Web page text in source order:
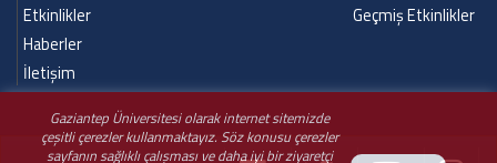
Gaziantep Üniversitesi olarak internet sitemizde
çeşitli çerezler kullanmaktayız. Söz konusu çerezler
sayfanın sağlıklı çalışması ve daha iyi bir ziyaretçi
Etkinlikler
Haberler
İletişim
Geçmiş Etkinlikler